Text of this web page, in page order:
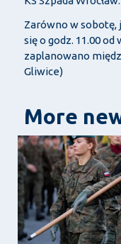
Zarówno w sobotę,
się o godz. 11.00 od
zaplanowano
Gliwice)
More